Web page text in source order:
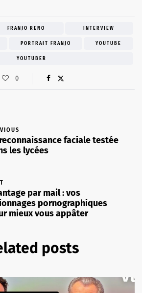
FRANJO RENO INTERVIEW
PORTRAIT FRANJO YOUTUBE
YOUTUBER
0
faciale testée
les lycées
par mail : vos
pornographiques
mieux vous appâter
posts